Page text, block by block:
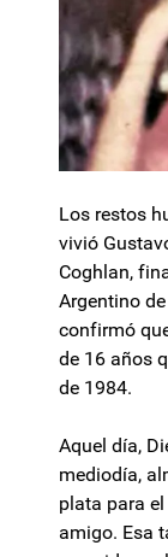
Los restos
vivió
Coghlan,
Argentino
confirmó
de 16 años
de 1984.
Aquel día,
mediodía,
plata para
amigo. Esa